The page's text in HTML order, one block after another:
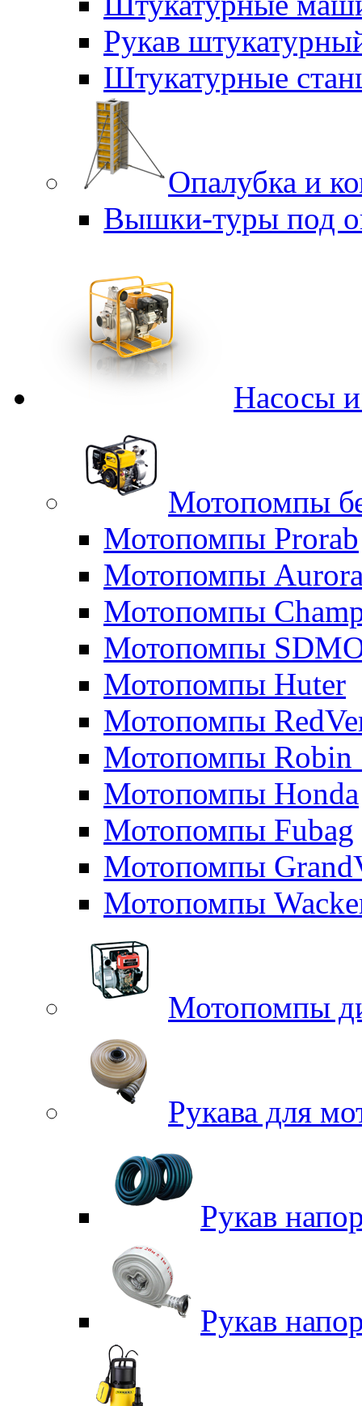
Рукав
Штукатурные
Опалубка и
Вышки-туры под
Насосы
Мотопомпы
Мотопомпы Prorab
Мотопомпы
Мотопомпы
Мотопомпы
Мотопомпы Huter
Мотопомпы
Мотопомпы Robin
Мотопомпы Honda
Мотопомпы Fubag
Мотопомпы
Мотопомпы
Мотопомпы
Рукава для
Рукав
Рукав